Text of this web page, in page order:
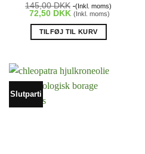
145,00DKK (Inkl. moms)
72,50 DKK (Inkl. moms)
TILFØJ TIL KURV
Slutparti